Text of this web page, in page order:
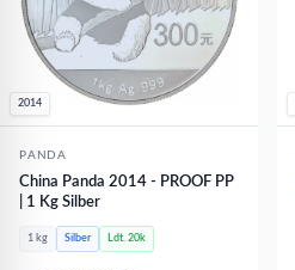
2014
PANDA
China Panda 2014 - PROOF PP
| 1 Kg Silber
1 kg Silber Ldt. 20k